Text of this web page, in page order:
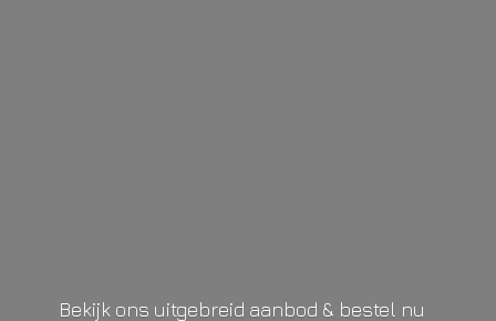
Bekijk ons uitgebreid aanbod & bestel nu